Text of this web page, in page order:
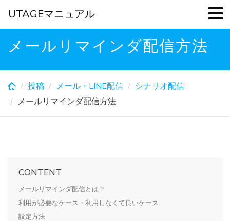
Skip
メールリマインダ配信方法
投稿 メール・LINE配信
シナリオ配信
メールリマインダ配信方法
CONTENT
メールリマインダ配信とは？
利用が必要なケース・利用しなくて良いケース
設定方法
UTAGEマニュアル